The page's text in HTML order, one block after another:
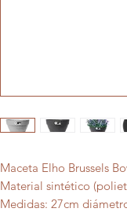
Maceta Elho Brussels
Material sintético
Medidas: 27cm